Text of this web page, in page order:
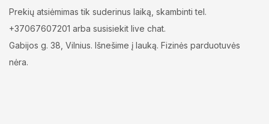
Prekių atsiėmimas tik suderinus laiką, skambinti tel.
+37067607201 arba susisiekit live chat.
Gabijos g. 38, Vilnius. Išnešime į lauką. Fizinės parduotuvės
nėra.